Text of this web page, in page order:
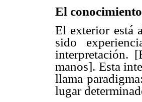
El
El exterior está
sido
interpretación.
manos]. Esta
llama
lugar